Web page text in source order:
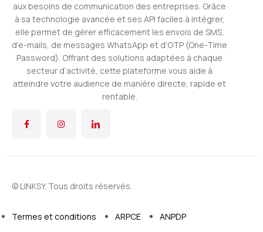
aux besoins de communication des entreprises. Grâce
à sa technologie avancée et ses API faciles à intégrer,
elle permet de gérer efficacement les envois de SMS,
d’e-mails, de messages WhatsApp et d'OTP (One-Time
Password). Offrant des solutions adaptées à chaque
secteur d’activité, cette plateforme vous aide à
atteindre votre audience de manière directe, rapide et
rentable.
© LINKSY. Tous droits réservés.
Termes et conditions ARPCE ANPDP